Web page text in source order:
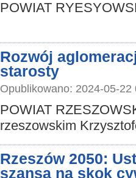
POWIAT
Rozwój
starosty
Opublikowano: 2024-05-
POWIAT
rzeszowskim
Rzeszów 2050:
szansą na skok